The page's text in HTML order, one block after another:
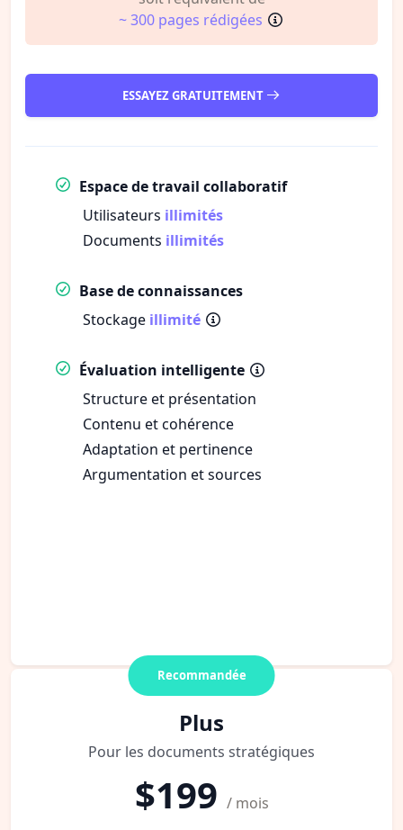
~ 300 pages rédigées
ESSAYEZ GRATUITEMENT
Espace de travail collaboratif
Utilisateurs illimités
Documents illimités
Base de connaissances
Stockage illimité
Évaluation intelligente
Structure et présentation
Contenu et cohérence
Adaptation et pertinence
Argumentation et sources
Recommandée
Plus
Pour les documents stratégiques
$199 / mois